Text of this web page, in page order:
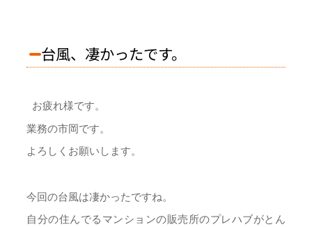
台風、凄かったです。
お疲れ様です。
業務の市岡です。
よろしくお願いします。
今回の台風は凄かったですね。
自分の住んでるマンションの販売所のプレハブがとん